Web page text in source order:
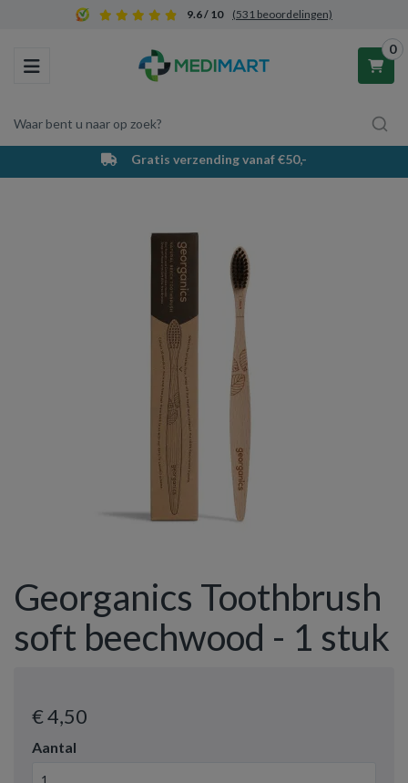
9.6 / 10 (531 beoordelingen)
Toggle navigation
Waar bent u naar op zoek?
0
Winkelwagen
Uw winkelwagen is leeg.
Vul hem met producten.
Gratis verzending vanaf €50,-
Georganics Toothbrush
soft beechwood - 1 stuk
€ 4,50
Aantal